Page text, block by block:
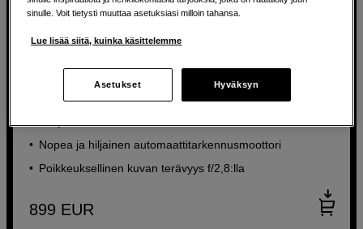
kameralla
Tamron 16-30mm f/2,8 Di III VXD G2 Nikon Z
Nopea ja hiljainen automaattitarkennusmoottori
Poikkeuksellinen kuvan terävyys f/2,8:lla
899 EUR
sinulle. Voit tietysti muuttaa asetuksiasi milloin tahansa.
Lue lisää siitä, kuinka käsittelemme
Asetukset Hyväksyn